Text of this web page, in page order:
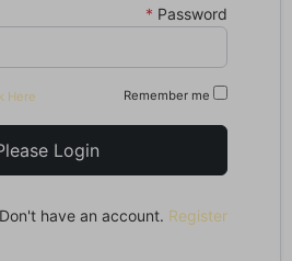
Password
*
Here
Login
Don't have an account. Register